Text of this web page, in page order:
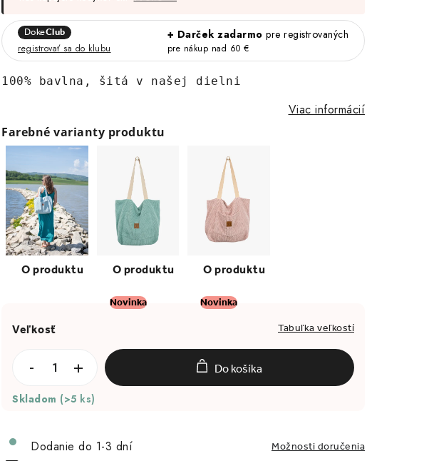
DokeClub
registrovať sa do klubu
+ Darček zadarmo pre registrovaných
pre nákup nad 60 €
100% bavlna, šitá v našej dielni
Viac informácií
Novinka Novinka
Tabuľka veľkostí
Do košíka
Skladom (>5 ks)
Dodanie do 1-3 dní Možnosti doručenia